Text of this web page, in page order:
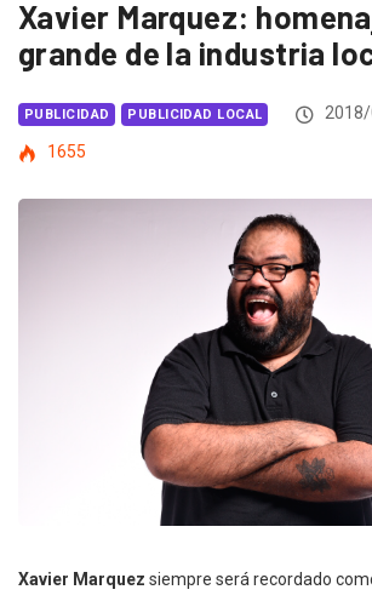
Xavier Marquez:
grande de la industria
PUBLICIDAD PUBLICIDAD LOCAL
1655
Xavier Marquez siempre será recordado